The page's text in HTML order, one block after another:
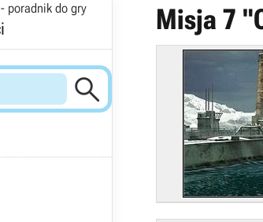
poradnik do gry

Misja 7